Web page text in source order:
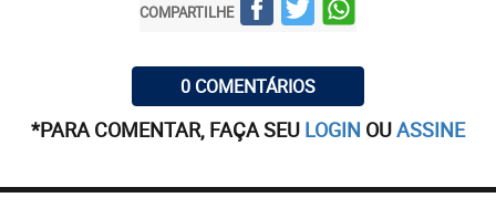
COMPARTILHE
0 COMENTÁRIOS
*PARA COMENTAR, FAÇA SEU LOGIN OUASSINE